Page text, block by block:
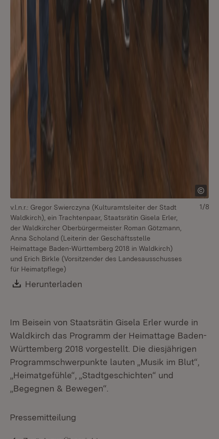
v.l.n.r.: Gregor Swierczyna (Kulturamtsleiter der Stadt
Waldkirch), ein Trachtenpaar, Staatsrätin Gisela Erler,
der Waldkircher Oberbürgermeister Roman Götzmann,
Anna Scholand (Leiterin der Geschäftsstelle
Heimattage Baden-Württemberg 2018 in Waldkirch)
und Erich Birkle (Vorsitzender des Landesausschusses
für Heimatpflege)
Download:
Herunterladen
1/8
Im Beisein von Staatsrätin Gisela Erler wurde in
Waldkirch das Programm der Heimattage Baden-
Württemberg 2018 vorgestellt. Die diesjährigen
Programmschwerpunkte lauten „Musik im Blut“,
„Heimatgefühle“, „Stadtgeschichten“ und
„Begegnen & Bewegen“.
Pressemitteilung